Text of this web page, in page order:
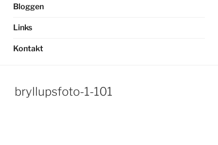
Bloggen
Links
Kontakt
bryllupsfoto-1-101